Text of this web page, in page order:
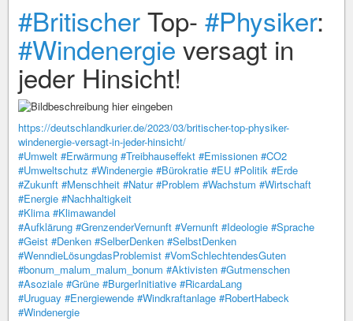
#BritischerTop- #Physiker:
#Windenergieversagt in
jeder Hinsicht!
https://deutschlandkurier.de/2023/03/britischer-top-physiker-
windenergie-versagt-in-jeder-hinsicht/
#Umwelt #Erwärmung #Treibhauseffekt #Emissionen #CO2
#Umweltschutz #Windenergie #Bürokratie #EU #Politik #Erde
#Zukunft #Menschheit #Natur #Problem #Wachstum #Wirtschaft
#Energie #Nachhaltigkeit
#Klima #Klimawandel
#Aufklärung #GrenzenderVernunft #Vernunft #Ideologie #Sprache
#Geist #Denken #SelberDenken #SelbstDenken
#WenndieLösungdasProblemist #VomSchlechtendesGuten
#bonum_malum_malum_bonum #Aktivisten #Gutmenschen
#Asoziale #Grüne #BurgerInitiative #RicardaLang
#Uruguay #Energiewende #Windkraftanlage #RobertHabeck
#Windenergie